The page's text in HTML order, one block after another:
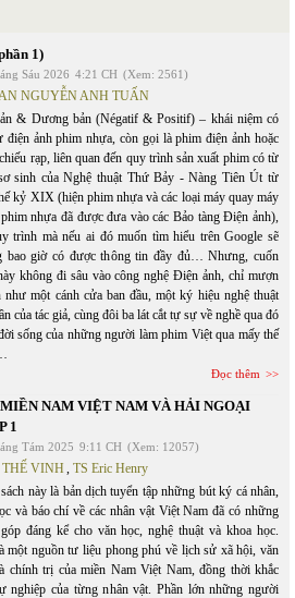
1)
Sáu 2026 4:21 CH (Xem: 2561)
NGUYỄN ANH TUẤN
& Dương bản (Négatif & Positif) – khái niệm có
điện ảnh phim nhựa, còn gọi là phim điện ảnh hoặc
rạp, liên quan đến quy trình sản xuất phim có từ
sinh của Nghệ thuật Thứ Bảy - Nàng Tiên Út từ
kỷ XIX (hiện phim nhựa và các loại máy quay máy
nhựa đã được đưa vào các Bảo tàng Điện ảnh),
trình mà nếu ai đó muốn tìm hiểu trên Google sẽ
bao giờ có được thông tin đầy đủ… Nhưng, cuốn
không đi sâu vào công nghệ Điện ảnh, chỉ mượn
một cánh cửa ban đầu, một ký hiệu nghệ thuật
của tác giả, cùng đôi ba lát cắt tự sự về nghề qua đó
sống của những người làm phim Việt qua mấy thế
Đọc thêm
NAM VIỆT NAM VÀ HẢI NGOẠI
1
Tám 2025 9:11 CH (Xem: 12057)
THẾ VINH, TS Eric Henry
này là bản dịch tuyển tập những bút ký cá nhân,
và báo chí về các nhân vật Việt Nam đã có những
đáng kể cho văn học, nghệ thuật và khoa học.
một nguồn tư liệu phong phú về lịch sử xã hội, văn
chính trị của miền Nam Việt Nam, đồng thời khắc
nghiệp của từng nhân vật. Phần lớn những người